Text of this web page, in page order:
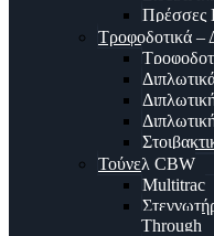
Πρέσσες
Τροφοδοτικά –
Τούνελ CBW
Multitrac
Through